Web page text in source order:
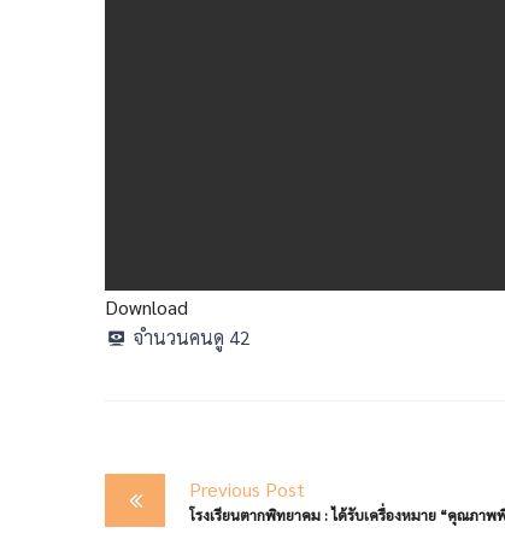
Download
จำนวนคนดู 42
Post
navigation
Previous Post